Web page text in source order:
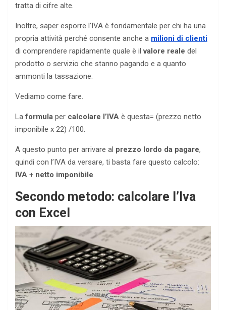
tratta di cifre alte.
Inoltre, saper esporre l’IVA è fondamentale per chi ha una
propria attività perché consente anche a milioni di clienti
di comprendere rapidamente quale è ilvalore reale del
prodotto o servizio che stanno pagando e a quanto
ammonti la tassazione.
Vediamo come fare.
Laformula per calcolare l’IVA è questa= (prezzo netto
imponibile x 22) /100.
A questo punto per arrivare al prezzo lordo da pagare,
quindi con l’IVA da versare, ti basta fare questo calcolo:
IVA + netto imponibile.
Secondo metodo: calcolare l’Iva
con Excel